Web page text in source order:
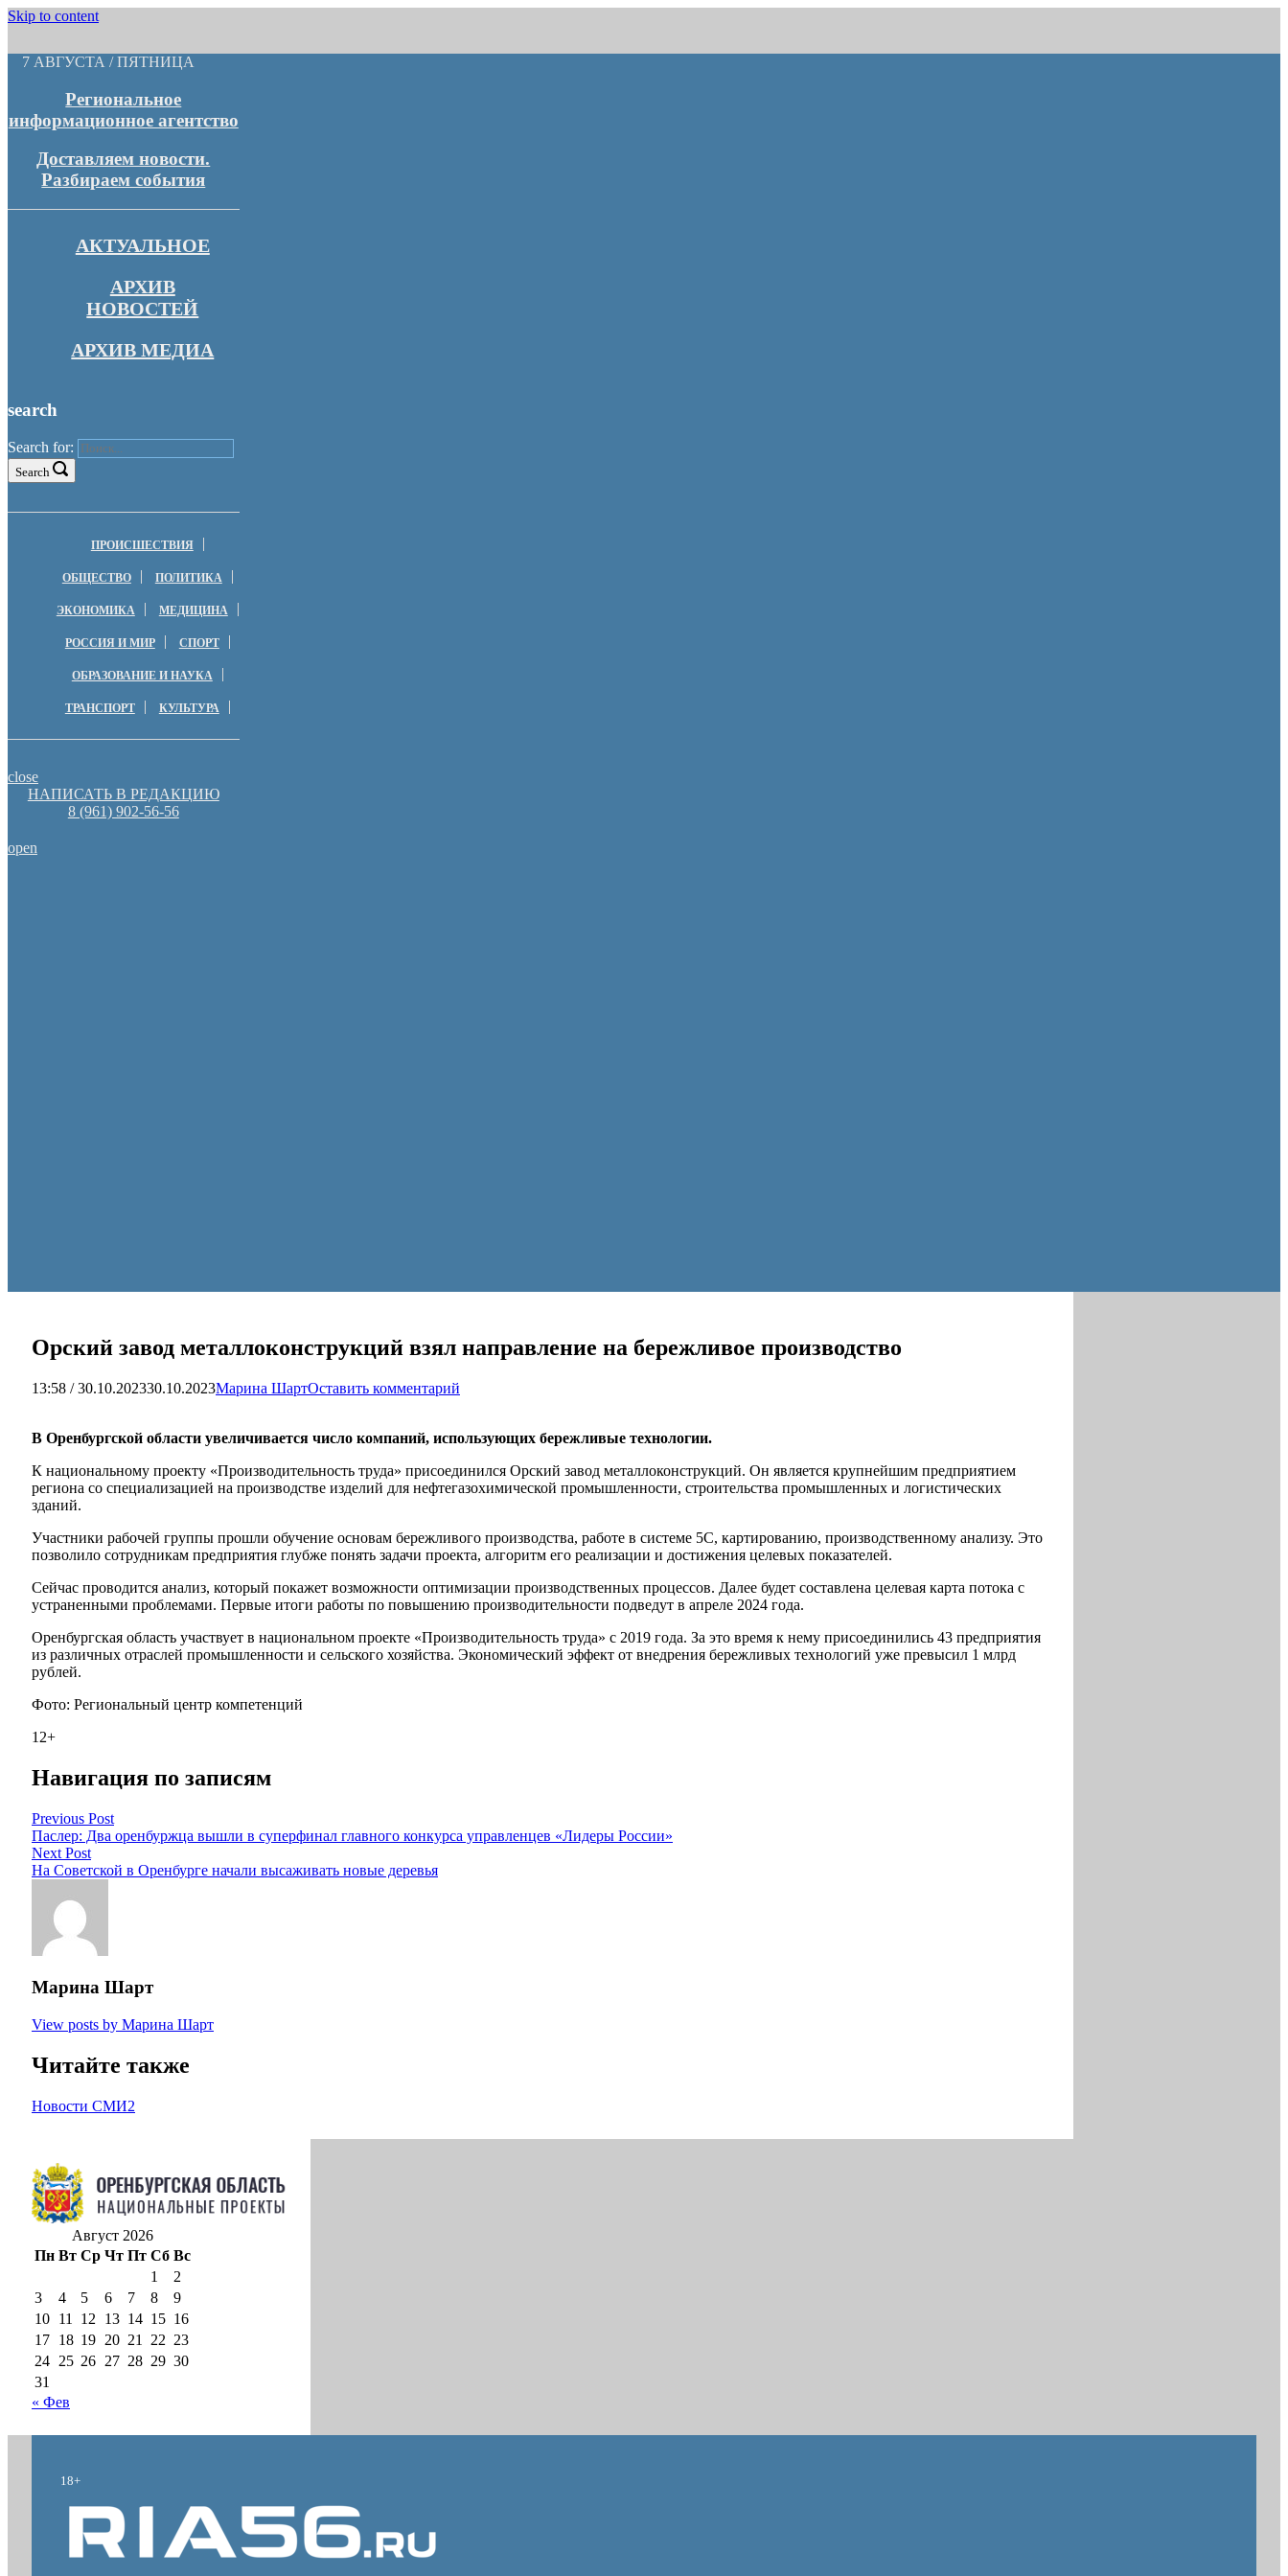
Skip to content
7 АВГУСТА / ПЯТНИЦА
Региональное
информационное агентство
Доставляем новости.
Разбираем события
АКТУАЛЬНОЕ
АРХИВ
НОВОСТЕЙ
АРХИВ МЕДИА
search
Search for:
Search
ПРОИСШЕСТВИЯ
ОБЩЕСТВО ПОЛИТИКА
ЭКОНОМИКА МЕДИЦИНА
РОССИЯ И МИР СПОРТ
ОБРАЗОВАНИЕ И НАУКА
ТРАНСПОРТ КУЛЬТУРА
close
НАПИСАТЬ В РЕДАКЦИЮ
8 (961) 902-56-56
open
Орский завод металлоконструкций взял направление на бережливое производство
13:58 / 30.10.202330.10.2023Марина ШартОставить комментарий
В Оренбургской области увеличивается число компаний, использующих бережливые технологии.
К национальному проекту «Производительность труда» присоединился Орский завод металлоконструкций. Он является крупнейшим предприятием
региона со специализацией на производстве изделий для нефтегазохимической промышленности, строительства промышленных и логистических
зданий.
Участники рабочей группы прошли обучение основам бережливого производства, работе в системе 5С, картированию, производственному анализу. Это
позволило сотрудникам предприятия глубже понять задачи проекта, алгоритм его реализации и достижения целевых показателей.
Сейчас проводится анализ, который покажет возможности оптимизации производственных процессов. Далее будет составлена целевая карта потока с
устраненными проблемами. Первые итоги работы по повышению производительности подведут в апреле 2024 года.
Оренбургская область участвует в национальном проекте «Производительность труда» с 2019 года. За это время к нему присоединились 43 предприятия
из различных отраслей промышленности и сельского хозяйства. Экономический эффект от внедрения бережливых технологий уже превысил 1 млрд
рублей.
Фото: Региональный центр компетенций
12+
Навигация по записям
Previous Post
Паслер: Два оренбуржца вышли в суперфинал главного конкурса управленцев «Лидеры России»
Next Post
На Советской в Оренбурге начали высаживать новые деревья
Марина Шарт
View posts by Марина Шарт
Читайте также
Новости СМИ2
Август 2026
Пн Вт Ср Чт Пт Сб Вс
1
2
3
4 5 6 7 8
9
10 11 12 13 14 15 16
17 18 19 20 21 22 23
24 25 26 27 28 29 30
31
« Фев
18+